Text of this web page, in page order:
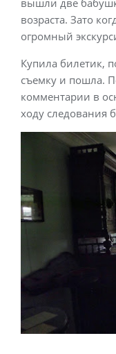
вышли две
возраста. Зато
огромный
Купила билетик,
съемку и пошла.
комментарии в
ходу следования